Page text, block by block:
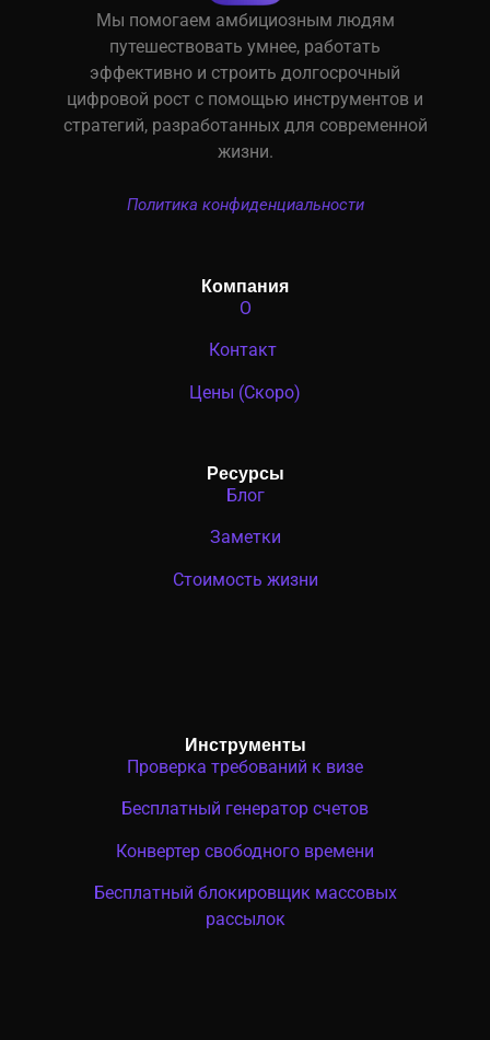
Мы помогаем амбициозным людям
путешествовать умнее, работать
эффективно и строить долгосрочный
цифровой рост с помощью инструментов и
стратегий, разработанных для современной
жизни.
Политика конфиденциальности
Компания
О
Контакт
Цены (Скоро)
Ресурсы
Блог
Заметки
Стоимость жизни
Инструменты
Проверка требований к визе
Бесплатный генератор счетов
Конвертер свободного времени
Бесплатный блокировщик массовых
рассылок